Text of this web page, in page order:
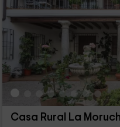
Casa Rural La